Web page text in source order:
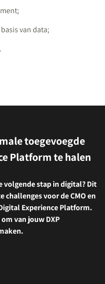
van data;
toegevoegde
Platform te halen
volgende stap in digital? Dit
voor de CMO en
Experience Platform.
van jouw DXP